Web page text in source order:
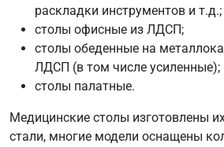
раскладки инструментов и т.д.;
столы офисные из ЛДСП;
столы обеденные на
ЛДСП (в том числе усиленные);
столы палатные.
Медицинские столы изготовлены
стали, многие модели оснащены